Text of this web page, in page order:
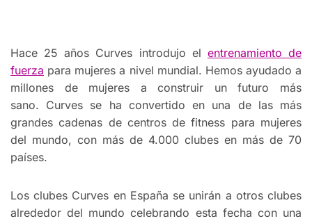
Hace 25 años Curves introdujo el entrenamiento de
fuerza para mujeres a nivel mundial. Hemos ayudado a
millones de mujeres a construir un futuro más
sano. Curves se ha convertido en una de las más
grandes cadenas de centros de fitness para mujeres
del mundo, con más de 4.000 clubes en más de 70
países.
Los clubes Curves en España se unirán a otros clubes
alrededor del mundo celebrando esta fecha con una